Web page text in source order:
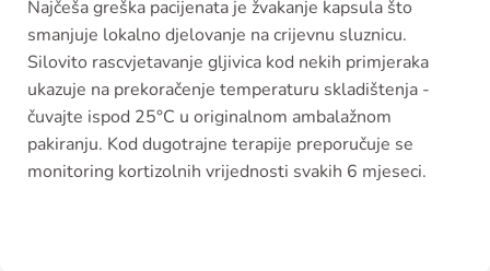
Najčeša greška pacijenata je žvakanje kapsula što
smanjuje lokalno djelovanje na crijevnu sluznicu.
Silovito rascvjetavanje gljivica kod nekih primjeraka
ukazuje na prekoračenje temperaturu skladištenja -
čuvajte ispod 25°C u originalnom ambalažnom
pakiranju. Kod dugotrajne terapije preporučuje se
monitoring kortizolnih vrijednosti svakih 6 mjeseci.